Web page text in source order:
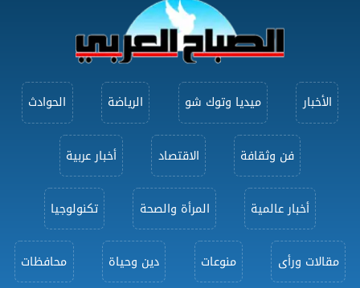
الأخبار ميديا وتوك شو الرياضة الحوادث
فن وثقافة الاقتصاد أخبار عربية
أخبار عالمية المرأة والصحة تكنولوجيا
مقالات ورأى منوعات دين وحياة محافظات